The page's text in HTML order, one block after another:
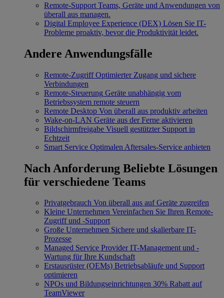
Remote-Support Teams, Geräte und Anwendungen von
überall aus managen.
Digital Employee Experience (DEX) Lösen Sie IT-
Probleme proaktiv, bevor die Produktivität leidet.
Andere Anwendungsfälle
Remote-Zugriff Optimierter Zugang und sichere
Verbindungen
Remote-Steuerung Geräte unabhängig vom
Betriebssystem remote steuern
Remote Desktop Von überall aus produktiv arbeiten
Wake-on-LAN Geräte aus der Ferne aktivieren
Bildschirmfreigabe Visuell gestützter Support in
Echtzeit
Smart Service Optimalen Aftersales-Service anbieten
Nach Anforderung Beliebte Lösungen
für verschiedene Teams
Privatgebrauch Von überall aus auf Geräte zugreifen
Kleine Unternehmen Vereinfachen Sie Ihren Remote-
Zugriff und -Support
Große Unternehmen Sichere und skalierbare IT-
Prozesse
Managed Service Provider IT-Management und -
Wartung für Ihre Kundschaft
Erstausrüster (OEMs) Betriebsabläufe und Support
optimieren
NPOs und Bildungseinrichtungen 30% Rabatt auf
TeamViewer